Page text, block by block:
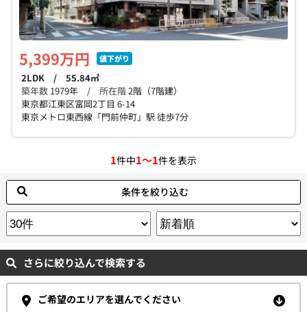
5,399万円 値下がり
2LDK / 55.84㎡
築年数 1979年 / 所在階2階（7階建）
東京都江東区富岡2丁目 6-14
東京メトロ東西線「門前仲町」駅 徒歩7分
1件中1～1件を表示
条件を絞り込む
さらに絞り込んで検索する
ご希望のエリアを選んでください